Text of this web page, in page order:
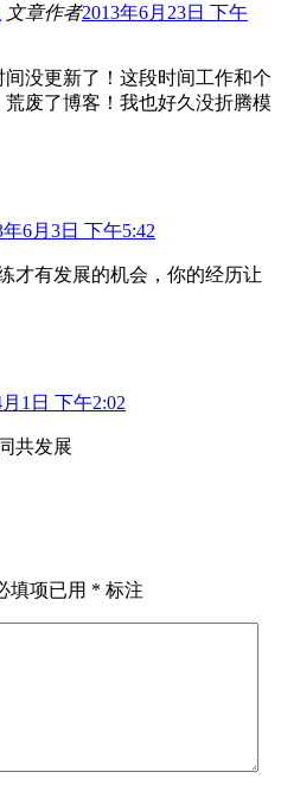
文章作者2013年6月23日 下午
没更新了！这段时间工作和个
荒废了博客！我也好久没折腾模
年6月3日 下午5:42
才有发展的机会，你的经历让
1日 下午2:02
共发展
填项已用 * 标注